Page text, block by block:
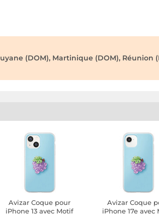
(DOM), Martinique (DOM), Réunion
Avizar Coque pour
iPhone 13 avec Motif
Avizar Coque
iPhone 17e avec